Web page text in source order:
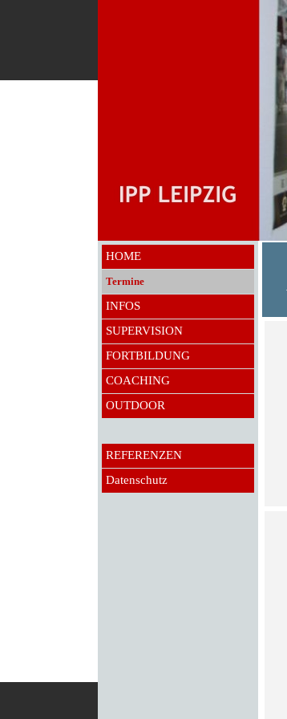
HOME
Termine
INFOS
SUPERVISION
FORTBILDUNG
COACHING
OUTDOOR
REFERENZEN
Datenschutz